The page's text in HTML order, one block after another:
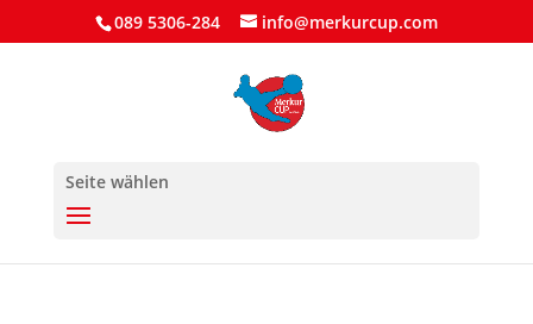
089 5306-284 info@merkurcup.com
Seite wählen